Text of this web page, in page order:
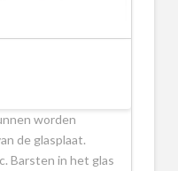
worden
de glasplaat.
Barsten in het glas